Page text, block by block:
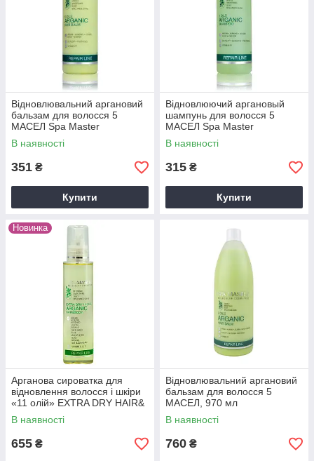
Відновлювальний аргановий
бальзам для волосся 5
МАСЕЛ Spa Master
В наявності
351 ₴
Купити
Відновлюючий аргановый
шампунь для волосся 5
МАСЕЛ Spa Master
В наявності
315 ₴
Купити
Новинка
Арганова сироватка для
відновлення волосся і шкіри
«11 олій» EXTRA DRY HAIR&
BODY SPRAY 11 OILS
В наявності
655 ₴
Відновлювальний аргановий
бальзам для волосся 5
МАСЕЛ, 970 мл
В наявності
760 ₴